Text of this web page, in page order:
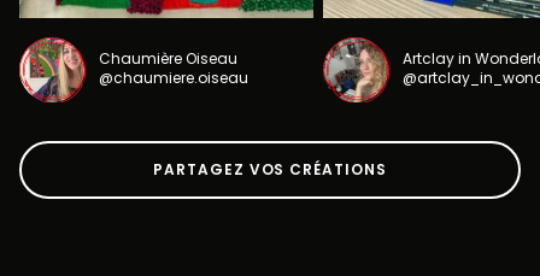
Chaumière Oiseau
@chaumiere.oiseau
Artclay in
PARTAGEZ VOS CRÉATIONS